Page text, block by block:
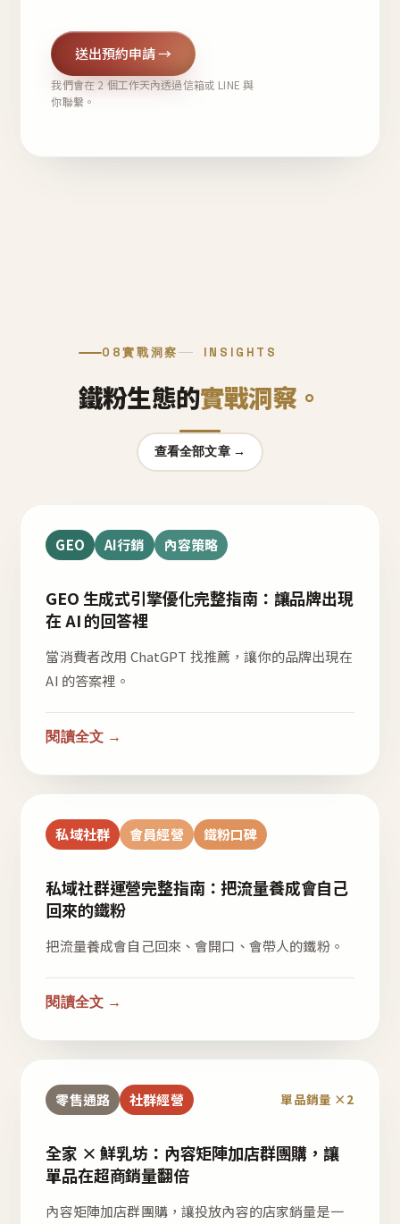
送出預約申請 →
我們會在 2 個工作天內透過信箱或 LINE 與
你聯繫。
08實戰洞察 INSIGHTS
鐵粉生態的實戰洞察。
查看全部文章 →
GEO AI行銷 內容策略
GEO 生成式引擎優化完整指南：讓品牌出現
在 AI 的回答裡
當消費者改用 ChatGPT 找推薦，讓你的品牌出現在
AI 的答案裡。
閱讀全文 →
私域社群 會員經營 鐵粉口碑
私域社群運營完整指南：把流量養成會自己
回來的鐵粉
把流量養成會自己回來、會開口、會帶人的鐵粉。
閱讀全文 →
零售通路 社群經營 單品銷量 ×2
全家 × 鮮乳坊：內容矩陣加店群團購，讓
單品在超商銷量翻倍
內容矩陣加店群團購，讓投放內容的店家銷量是一